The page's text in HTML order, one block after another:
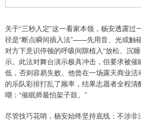
关于“三秒入定”这一看家本领，杨安透露过
径是“断点瞬间插入法”——先用音、光或触
对方下意识停顿的呼吸间隙植入“放松、沉
示。此法对舞台演示极具冲击，但要求被
低，否则容易失败。他曾在一场露天商业
的乐队彩排打乱了频率，结果志愿者全程清
嘲：“催眠师最怕架子鼓。”
尽管技巧花哨，杨安始终坚持底线：不涉